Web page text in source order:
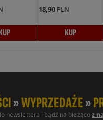
18,90 PLN
KUP
»WYPRZEDAŻE»
newslettera i bądź na bieżącoz